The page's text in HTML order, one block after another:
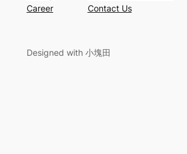
Career
Contact Us
Designed with 小塊田